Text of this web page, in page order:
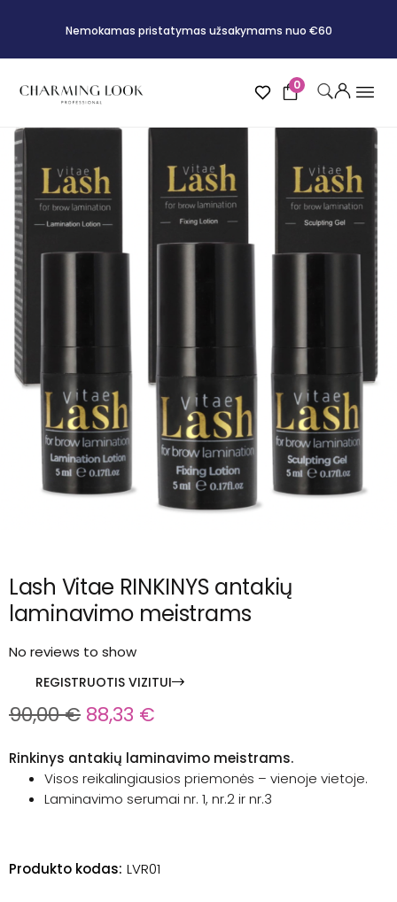
Nemokamas pristatymas užsakymams nuo €60
0
Lash Vitae RINKINYS antakių
laminavimo meistrams
No reviews to show
REGISTRUOTIS VIZITUI
90,00€ 88,33 €
Rinkinys antakių laminavimo meistrams.
Visos reikalingiausios priemonės – vienoje vietoje.
Laminavimo serumai nr. 1, nr.2 ir nr.3
Produkto kodas: LVR01